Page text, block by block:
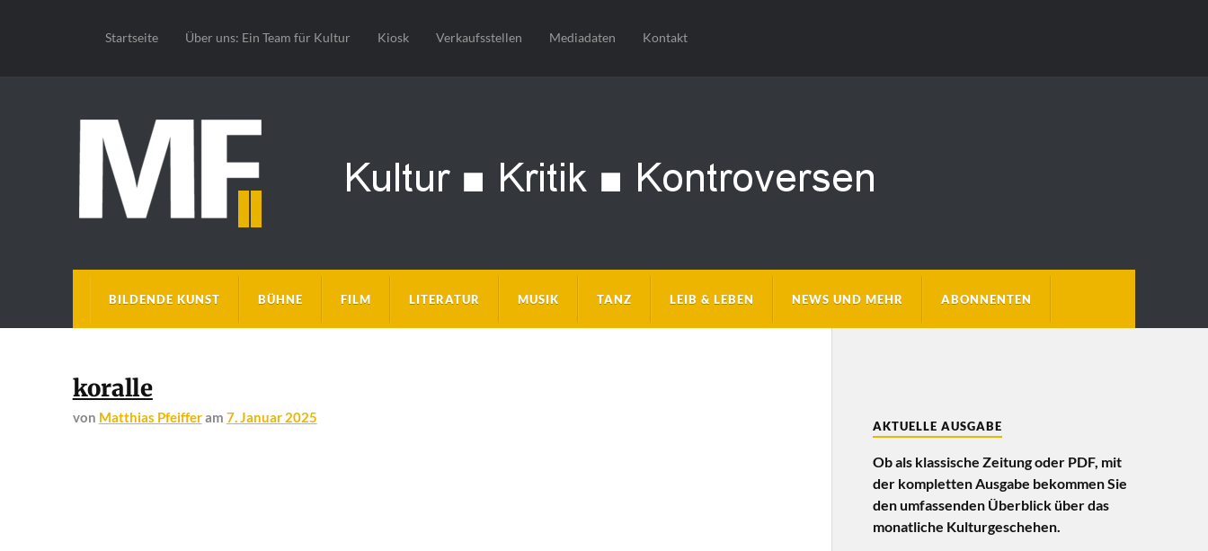
Startseite Über uns: Ein Team für Kultur Kiosk Verkaufsstellen Mediadaten Kontakt
BILDENDE KUNST BÜHNE FILM LITERATUR MUSIK TANZ LEIB & LEBEN NEWS UND MEHR ABONNENTEN
koralle
von Matthias Pfeifferam 7. Januar 2025
AKTUELLE AUSGABE
Ob als klassische Zeitung oder PDF, mit
der kompletten Ausgabe bekommen Sie
den umfassenden Überblick über das
monatliche Kulturgeschehen.